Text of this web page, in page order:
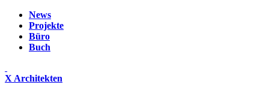
News
Projekte
Büro
Buch
X Architekten